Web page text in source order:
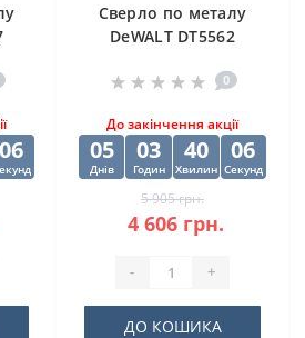
06
Cверлo по металу
DeWALT DT5562
(10 шт) 12.5х98х151
0
До закінчення акції
05
Днів
03
Годин
40
Хвилин
06
Секунд
5 905 грн.
4 606 грн.
- +
ДО КОШИКА